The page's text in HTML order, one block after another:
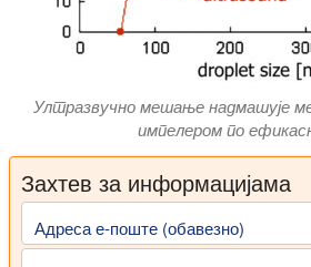
Ултразвучно мешање надмашује
импелером по
Захтев за информацијама
Адреса е-поште (обавезно)